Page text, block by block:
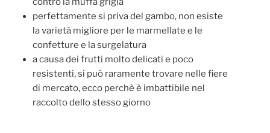
perfettamente si priva del gambo, non esiste
la varietà migliore per le marmellate e le
confetture e la surgelatura
a causa dei frutti molto delicati e poco
resistenti, si può raramente trovare nelle fiere
di mercato, ecco perchè è imbattibile nel
raccolto dello stesso giorno